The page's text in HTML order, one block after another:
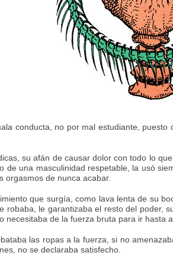
conducta, no por mal estudiante,
su afán de causar dolor con todo lo
una masculinidad respetable, la usó
orgasmos de nunca acabar.
que surgía, como lava lenta de su
le garantizaba el resto del poder,
de la fuerza bruta para ir hasta
las ropas a la fuerza, si no
no se declaraba satisfecho.